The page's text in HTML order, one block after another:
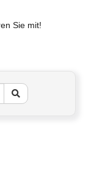
Sie mit!